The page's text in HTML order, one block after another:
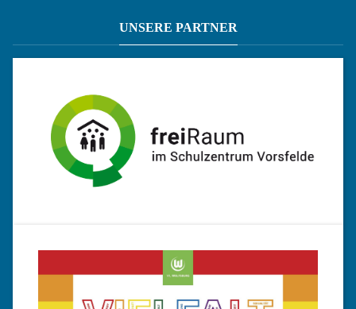
UNSERE PARTNER